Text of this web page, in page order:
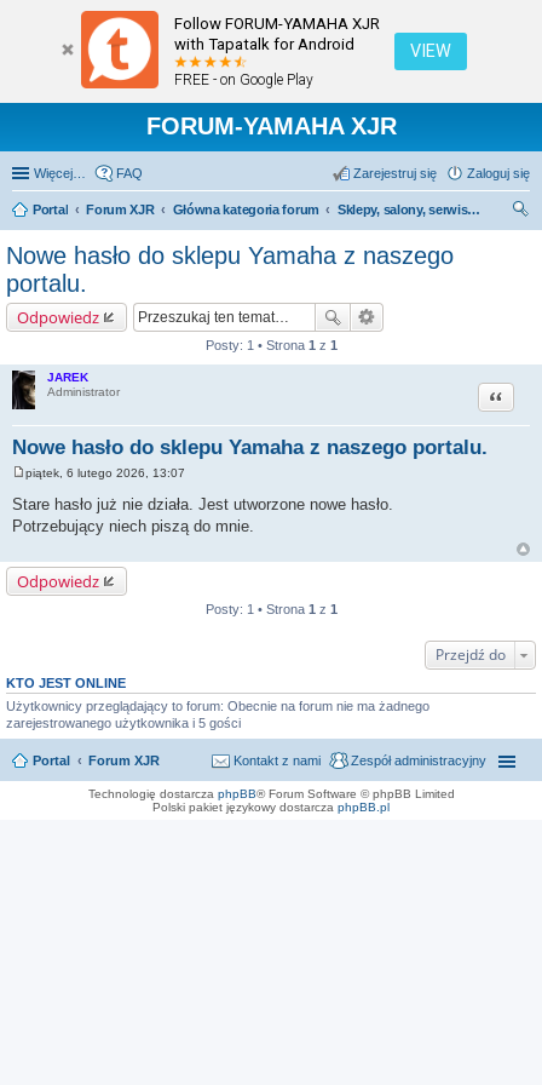
Follow FORUM-YAMAHA XJR
with Tapatalk for Android
FREE - on Google Play
VIEW
FORUM-YAMAHA XJR
Więcej… FAQ Zaloguj się
Zarejestruj się
Portal Forum XJR Główna kategoria forum
Sklepy, salony, serwisy - polecamy; odradzamy.
Nowe hasło do sklepu Yamaha z naszego
portalu.
Odpowiedz
Posty: 1 • Strona 1 z 1
JAREK
Administrator
Nowe hasło do sklepu Yamaha z naszego portalu.
Cytuj
o
s
t
piątek, 6 lutego 2026, 13:07
Stare hasło już nie działa. Jest utworzone nowe hasło.
Potrzebujący niech piszą do mnie.
Odpowiedz
Posty: 1 • Strona 1z 1
Przejdź do
KTO JEST ONLINE
Użytkownicy przeglądający to forum: Obecnie na forum nie ma żadnego
zarejestrowanego użytkownika i 5 gości
Portal Forum XJR Zespół administracyjny
Kontakt z nami
Technologię dostarcza phpBB® Forum Software © phpBB Limited
Polski pakiet językowy dostarcza phpBB.pl